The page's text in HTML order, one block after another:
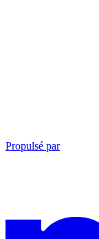
Propulsé par